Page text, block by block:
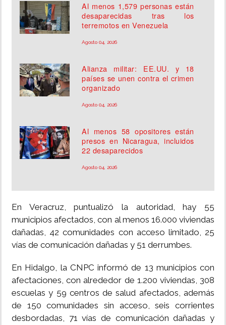
Al menos 1,579 personas están
desaparecidas tras los
terremotos en Venezuela
Agosto 04, 2026
Alianza militar: EE.UU. y 18
países se unen contra el crimen
organizado
Agosto 04, 2026
Al menos 58 opositores están
presos en Nicaragua, incluidos
22 desaparecidos
Agosto 04, 2026
En Veracruz, puntualizó la autoridad, hay 55
municipios afectados, con al menos 16.000 viviendas
dañadas, 42 comunidades con acceso limitado, 25
vías de comunicación dañadas y 51 derrumbes.
En Hidalgo, la CNPC informó de 13 municipios con
afectaciones, con alrededor de 1.200 viviendas, 308
escuelas y 59 centros de salud afectados, además
de 150 comunidades sin acceso, seis corrientes
desbordadas, 71 vías de comunicación dañadas y